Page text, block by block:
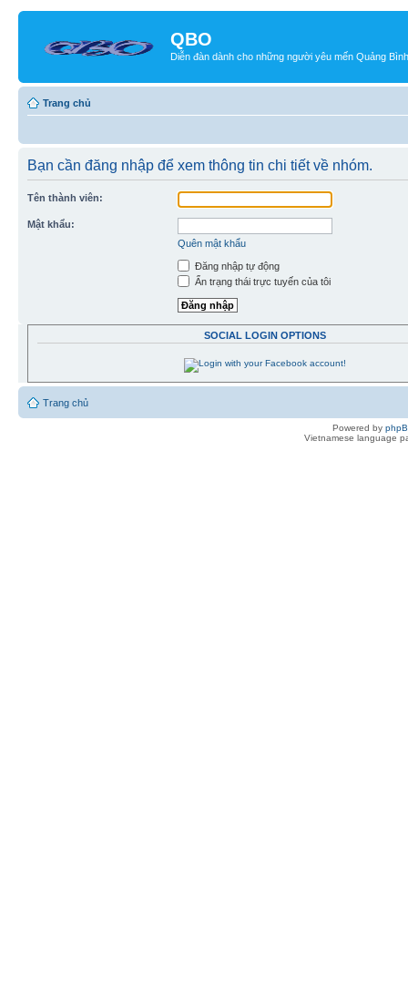
QBO
Diễn đàn dành cho những người yêu mến Quảng Bình
Trang chủ
Bạn cần đăng nhập để xem thông tin chi tiết về nhóm.
Tên thành viên:
Mật khẩu:
Quên mật khẩu
Đăng nhập tự động
Ẩn trạng thái trực tuyến của tôi
SOCIAL LOGIN OPTIONS
Trang chủ
Powered by
Vietnamese language